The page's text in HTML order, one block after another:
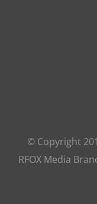
© Copyright
RFOX Media